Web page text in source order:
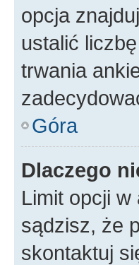
opcja
ustalić
trwania
Góra
Dlaczego
Limit opcji
sądzisz, że
skontaktuj